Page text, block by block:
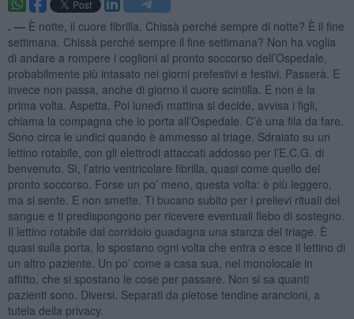
. — È notte, il cuore fibrilla. Chissà perché sempre di notte? È il fine
settimana. Chissà perché sempre il fine settimana? Non ha voglia
di andare a rompere i coglioni al pronto soccorso dell’Ospedale,
probabilmente più intasato nei giorni prefestivi e festivi. Passerà. E
invece non passa, anche di giorno il cuore scintilla. E non è la
prima volta. Aspetta. Poi lunedì mattina si decide, avvisa i figli,
chiama la compagna che lo porta all’Ospedale. C’è una fila da fare.
Sono circa le undici quando è ammesso al triage. Sdraiato su un
lettino rotabile, con gli elettrodi attaccati addosso per l’E.C.G. di
benvenuto. Sì, l’atrio ventricolare fibrilla, quasi come quello del
pronto soccorso. Forse un po’ meno, questa volta: è più leggero,
ma si sente. E non smette. Ti bucano subito per i prelievi rituali del
sangue e ti predispongono per ricevere eventuali flebo di sostegno.
Il lettino rotabile dal corridoio guadagna una stanza del triage. È
quasi sulla porta, lo spostano ogni volta che entra o esce il lettino di
un altro paziente. Un po’ come a casa sua, nel monolocale in
affitto, che si spostano le cose per passare. Non si sa quanti
pazienti sono. Diversi. Separati da pietose tendine arancioni, a
tutela della privacy.